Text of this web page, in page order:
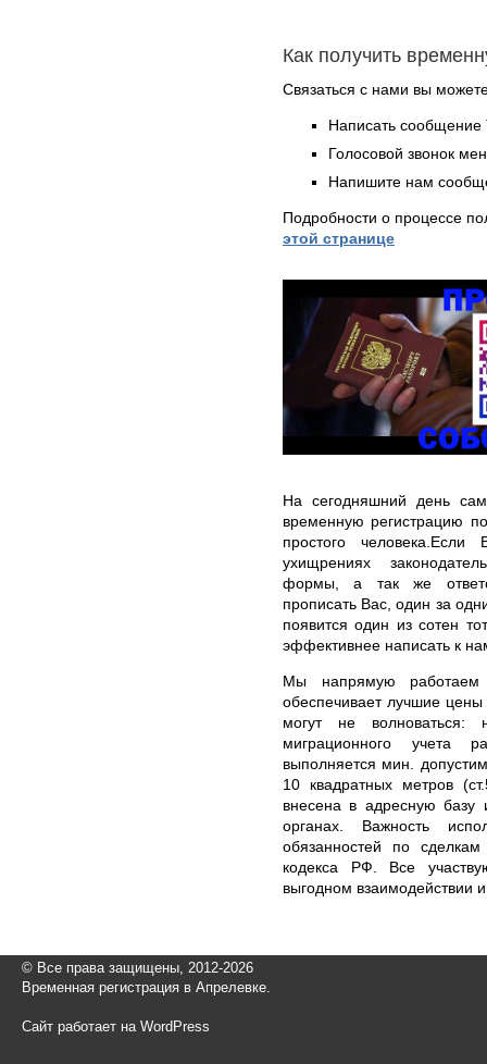
Как получить
Связаться с нами вы
Написать
Голосовой звонок
Напишите нам
Подробности о процессе
этой странице
На сегодняшний день
временную регистрацию
простого
ухищрениях
формы, а так же
прописать Вас, один за
появится один из сотен
эффективнее написать к
Мы напрямую работаем
обеспечивает лучшие
могут не
миграционного учета
выполняется мин.
10 квадратных метров
внесена в адресную
органах. Важность
обязанностей по
кодекса РФ. Все
выгодном взаимодействии
© Все права защищены, 2012-2026
Временная регистрация в Апрелевке.
Сайт работает на WordPress